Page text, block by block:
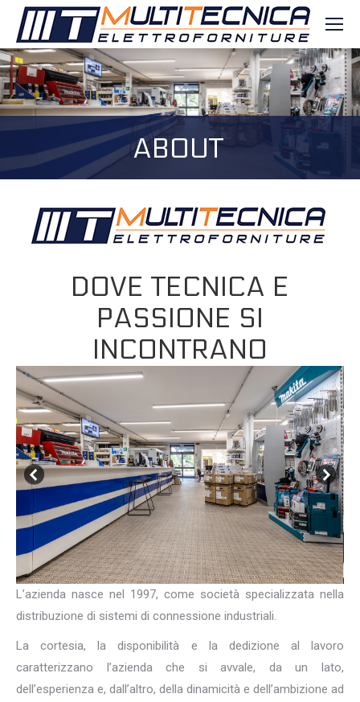
ABOUT
DOVE TECNICA E
PASSIONE SI
INCONTRANO
L’azienda nasce nel 1997, come società specializzata nella
distribuzione di sistemi di connessione industriali.
La cortesia, la disponibilità e la dedizione al lavoro
caratterizzano l’azienda che si avvale, da un lato,
dell’esperienza e, dall’altro, della dinamicità e dell’ambizione ad